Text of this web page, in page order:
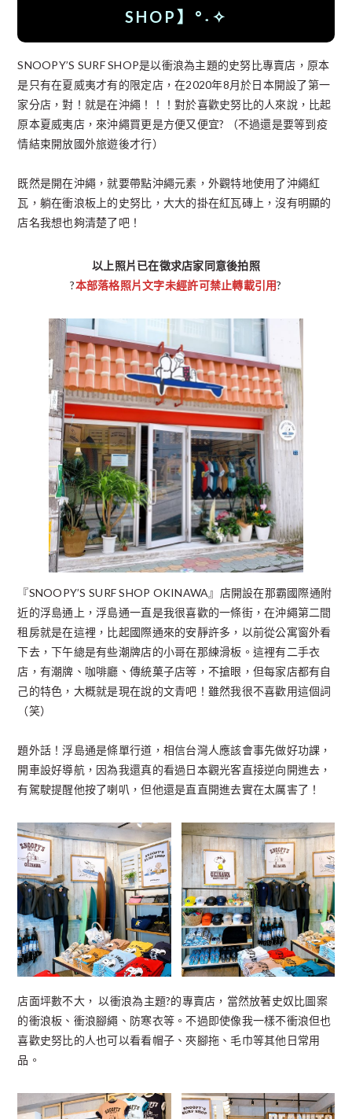
SHOP】°˖✧
SNOOPY’S SURF SHOP是以衝浪為主題的史努比專賣店，原本
是只有在夏威夷才有的限定店，在2020年8月於日本開設了第一
家分店，對！就是在沖繩！！！對於喜歡史努比的人來說，比起
原本夏威夷店，來沖繩買更是方便又便宜? （不過還是要等到疫
情結束開放國外旅遊後才行）
既然是開在沖繩，就要帶點沖繩元素，外觀特地使用了沖繩紅
瓦，躺在衝浪板上的史努比，大大的掛在紅瓦磚上，沒有明顯的
店名我想也夠清楚了吧！
以上照片已在徵求店家同意後拍照
?本部落格照片文字未經許可禁止轉載引用?
『SNOOPY’S SURF SHOP OKINAWA』店開設在那霸國際通附
近的浮島通上，浮島通一直是我很喜歡的一條街，在沖繩第二間
租房就是在這裡，比起國際通來的安靜許多，以前從公寓窗外看
下去，下午總是有些潮牌店的小哥在那練滑板。這裡有二手衣
店，有潮牌、咖啡廳、傳統菓子店等，不搶眼，但每家店都有自
己的特色，大概就是現在說的文青吧！雖然我很不喜歡用這個詞
（笑）
題外話！浮島通是條單行道，相信台灣人應該會事先做好功課，
開車設好導航，因為我還真的看過日本觀光客直接逆向開進去，
有駕駛提醒他按了喇叭，但他還是直直開進去實在太厲害了！
店面坪數不大， 以衝浪為主題?的專賣店，當然放著史奴比圖案
的衝浪板、衝浪腳繩、防寒衣等。不過即使像我一樣不衝浪但也
喜歡史努比的人也可以看看帽子、夾腳拖、毛巾等其他日常用
品。